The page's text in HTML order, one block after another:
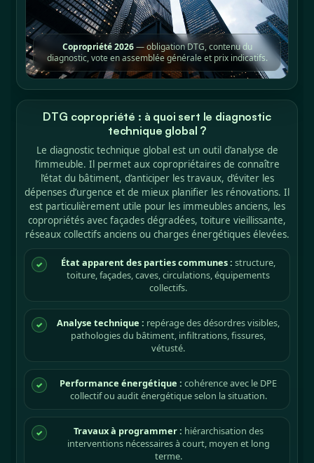
Copropriété 2026— obligation DTG, contenu du
diagnostic, vote en assemblée générale et prix indicatifs.
DTG copropriété : à quoi sert le diagnostic
technique global ?
Le diagnostic technique global est un outil d’analyse de
l’immeuble. Il permet aux copropriétaires de connaître
l’état du bâtiment, d’anticiper les travaux, d’éviter les
dépenses d’urgence et de mieux planifier les rénovations. Il
est particulièrement utile pour les immeubles anciens, les
copropriétés avec façades dégradées, toiture vieillissante,
réseaux collectifs anciens ou charges énergétiques élevées.
✓ État apparent des parties communes : structure,
toiture, façades, caves, circulations, équipements
collectifs.
✓ Analyse technique : repérage des désordres visibles,
pathologies du bâtiment, infiltrations, fissures,
vétusté.
✓ Performance énergétique : cohérence avec le DPE
collectif ou audit énergétique selon la situation.
✓ Travaux à programmer : hiérarchisation des
interventions nécessaires à court, moyen et long
terme.